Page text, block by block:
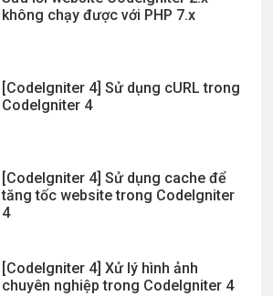
không chạy được với PHP 7.x
[CodeIgniter 4] Sử dụng cURL trong
CodeIgniter 4
[CodeIgniter 4] Sử dụng cache để
tăng tốc website trong CodeIgniter
4
[CodeIgniter 4] Xử lý hình ảnh
chuyên nghiệp trong CodeIgniter 4